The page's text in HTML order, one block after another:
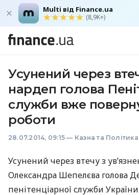
Multi від Finance.ua
(8,9K+)
Усунений через
нардеп голова
служби вже
роботи
28.07.2014, 09:15 — Казна та Політика
Усунений через втечу з
Олександра Шепелєва голова
пенітенціарної служби